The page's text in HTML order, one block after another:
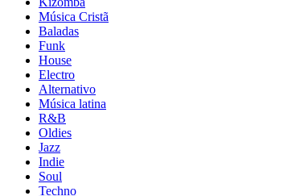
Música Cristã
Baladas
Funk
House
Electro
Alternativo
Música latina
R&B
Oldies
Jazz
Indie
Soul
Techno